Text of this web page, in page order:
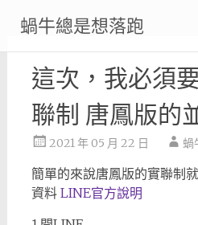
content
蝸牛總是想落跑
這次，我必須
聯制 唐鳳版的
2021 年 05 月 22 日 蝸
簡單的來說唐鳳版的實聯制
資料 LINE官方說明